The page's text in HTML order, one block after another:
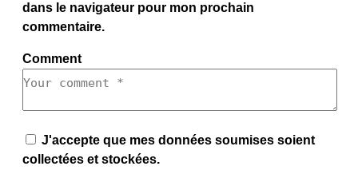
dans le navigateur pour mon prochain
commentaire.
Comment
J'accepte que mes données soumises soient
collectées et stockées.